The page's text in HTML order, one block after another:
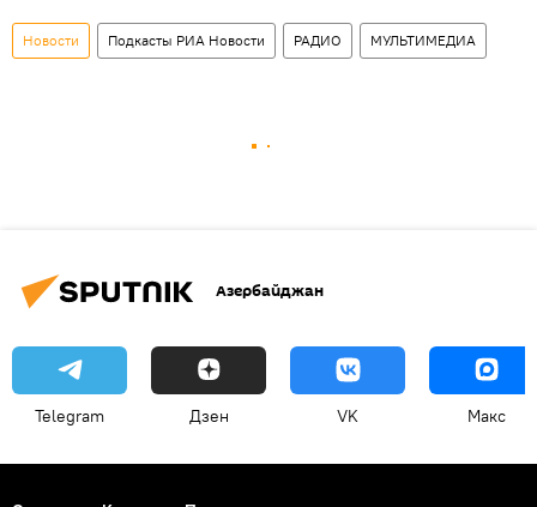
Новости Подкасты РИА Новости РАДИО МУЛЬТИМЕДИА
Азербайджан
Telegram Дзен VK Макс